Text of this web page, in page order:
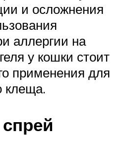
и осложнения
аллергии на
у кошки стоит
применения для
клеща.